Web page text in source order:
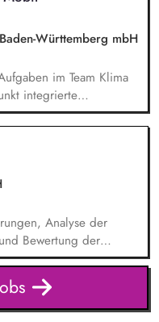
vernetzten und
eine adäquate
operative
und Kurzfrist-
Württemberg mbH
im Team Klima
integrierte
und
von
und -
der Vorbereitung und
und Erstellung
und
Analyse der
Bewertung der
Tätigkeit als
Pflege, Lenkung und
Umweltmanagement